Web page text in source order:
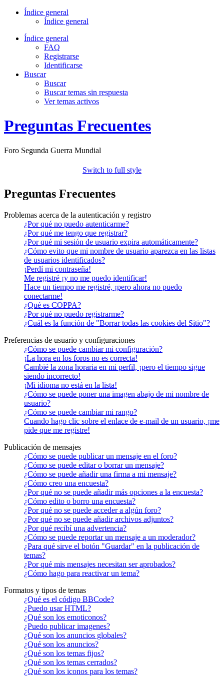
Índice general
Índice general
Índice general
FAQ
Registrarse
Identificarse
Buscar
Buscar
Buscar temas sin respuesta
Ver temas activos
Preguntas Frecuentes
Foro Segunda Guerra Mundial
Switch to full style
Preguntas Frecuentes
Problemas acerca de la autenticación y registro
¿Por qué no puedo autenticarme?
¿Por qué me tengo que registrar?
¿Por qué mi sesión de usuario expira automáticamente?
¿Cómo evito que mi nombre de usuario aparezca en las listas
de usuarios identificados?
¡Perdí mi contraseña!
Me registré ¡y no me puedo identificar!
Hace un tiempo me registré, ¡pero ahora no puedo
conectarme!
¿Qué es COPPA?
¿Por qué no puedo registrarme?
¿Cuál es la función de "Borrar todas las cookies del Sitio"?
Preferencias de usuario y configuraciones
¿Cómo se puede cambiar mi configuración?
¡La hora en los foros no es correcta!
Cambié la zona horaria en mi perfil, ¡pero el tiempo sigue
siendo incorrecto!
¡Mi idioma no está en la lista!
¿Cómo se puede poner una imagen abajo de mi nombre de
usuario?
¿Cómo se puede cambiar mi rango?
Cuando hago clic sobre el enlace de e-mail de un usuario, ¡me
pide que me registre!
Publicación de mensajes
¿Cómo se puede publicar un mensaje en el foro?
¿Cómo se puede editar o borrar un mensaje?
¿Cómo se puede añadir una firma a mi mensaje?
¿Cómo creo una encuesta?
¿Por qué no se puede añadir más opciones a la encuesta?
¿Cómo edito o borro una encuesta?
¿Por qué no se puede acceder a algún foro?
¿Por qué no se puede añadir archivos adjuntos?
¿Por qué recibí una advertencia?
¿Cómo se puede reportar un mensaje a un moderador?
¿Para qué sirve el botón "Guardar" en la publicación de
temas?
¿Por qué mis mensajes necesitan ser aprobados?
¿Cómo hago para reactivar un tema?
Formatos y tipos de temas
¿Qué es el código BBCode?
¿Puedo usar HTML?
¿Qué son los emoticonos?
¿Puedo publicar imagenes?
¿Qué son los anuncios globales?
¿Qué son los anuncios?
¿Qué son los temas fijos?
¿Qué son los temas cerrados?
¿Qué son los iconos para los temas?